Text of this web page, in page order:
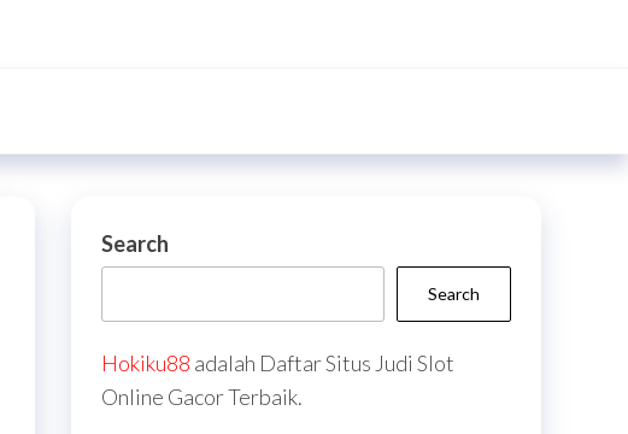
Search
Search
Hokiku88 adalah Daftar Situs Judi Slot
Online Gacor Terbaik.